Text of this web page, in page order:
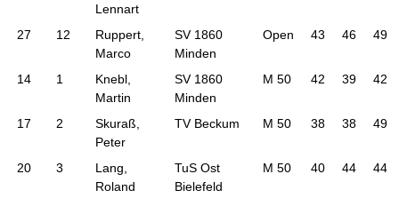
Lennart
27 12
Ruppert,
Marco
SV 1860
Minden
Open 43 46 49
14 1
Knebl,
Martin
SV 1860
Minden
M 50 42 39 42
17 2
Skuraß,
Peter
TV Beckum M 50 38 38 49
20 3
Lang,
Roland
TuS Ost
Bielefeld
M 50 40 44 44